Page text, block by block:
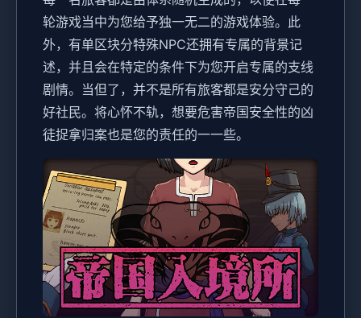
轮游戏当中为您给予独一无二的游戏体验。此
外，有单区块分特殊NPC还拥有专属的背景记
述，并且会在特定的条件下为您开启专属的支线
剧情。当但了，并不是所有旅客都是安分守己的
好社民。将心怀不轨，想要危害帝国安全性的凶
徒捉拿归案也是您的责任的一一些。